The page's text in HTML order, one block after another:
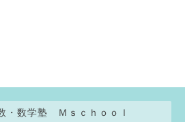
・数学塾 Ｍｓｃｈｏｏｌ